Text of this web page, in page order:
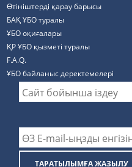
Өтініштерді қарау барысы
БАҚ ҰБО туралы
ҰБО оқиғалары
ҚР ҰБО қызметі туралы
F.A.Q.
ҰБО байланыс деректемелерi
ТАРАТЫЛЫМҒА ЖАЗЫЛУ